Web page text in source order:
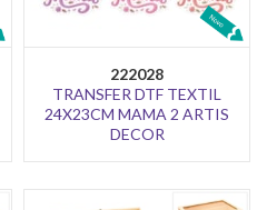
222028
TRANSFER DTF TEXTIL
24X23CM MAMA 2 ARTIS
DECOR